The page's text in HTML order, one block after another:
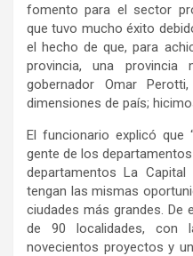
fomento para el sector
que tuvo mucho éxito
el hecho de que, para
provincia, una
gobernador Omar
dimensiones de país;
El funcionario explicó
gente de los
departamentos La
tengan las mismas
ciudades más grandes. De
de 90 localidades, con
novecientos proyectos y